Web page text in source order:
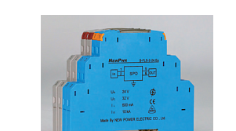
Запросить цену
Купить в 1 клик Сравнение
В избранное Под заказ